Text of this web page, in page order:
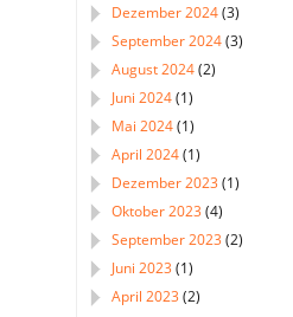
Dezember 2024(3)
September 2024(3)
August 2024(2)
Juni 2024(1)
Mai 2024(1)
April 2024(1)
Dezember 2023(1)
Oktober 2023(4)
September 2023(2)
Juni 2023(1)
April 2023(2)